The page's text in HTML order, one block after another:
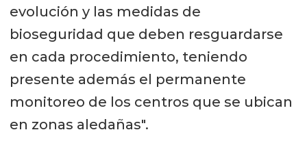
evolución y las medidas de
bioseguridad que deben resguardarse
en cada procedimiento, teniendo
presente además el permanente
monitoreo de los centros que se ubican
en zonas aledañas".